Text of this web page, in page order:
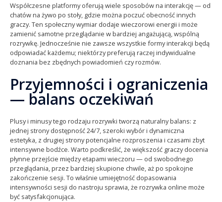
Współczesne platformy oferują wiele sposobów na interakcję — od
chatów na żywo po stoły, gdzie można poczuć obecność innych
graczy. Ten społeczny wymiar dodaje wieczorowi energii i może
zamienić samotne przeglądanie w bardziej angażującą, wspólną
rozrywkę. Jednocześnie nie zawsze wszystkie formy interakcji będą
odpowiadać każdemu; niektórzy preferują raczej indywidualne
doznania bez zbędnych powiadomień czy rozmów.
Przyjemności i ograniczenia
— balans oczekiwań
Plusy i minusy tego rodzaju rozrywki tworzą naturalny balans: z
jednej strony dostępność 24/7, szeroki wybór i dynamiczna
estetyka, z drugiej strony potencjalne rozproszenia i czasami zbyt
intensywne bodźce. Warto podkreślić, że większość graczy docenia
płynne przejście między etapami wieczoru — od swobodnego
przeglądania, przez bardziej skupione chwile, aż po spokojne
zakończenie sesji. To właśnie umiejętność dopasowania
intensywności sesji do nastroju sprawia, że rozrywka online może
być satysfakcjonująca.